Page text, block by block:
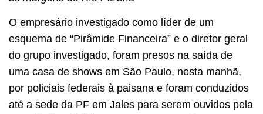
O empresário investigado como líder de um
esquema de “Pirâmide Financeira” e o diretor geral
do grupo investigado, foram presos na saída de
uma casa de shows em São Paulo, nesta manhã,
por policiais federais à paisana e foram conduzidos
até a sede da PF em Jales para serem ouvidos pela